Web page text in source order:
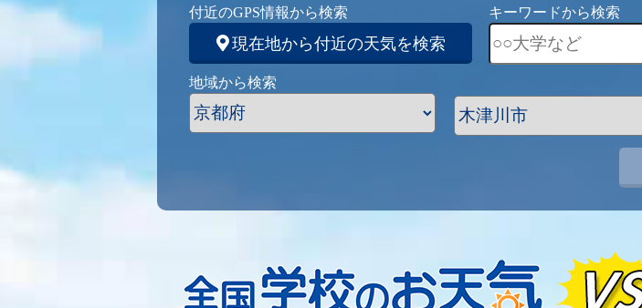
付近のGPS情報から検索
現在地から付近の天気を検索
キーワードから検索
地域から検索